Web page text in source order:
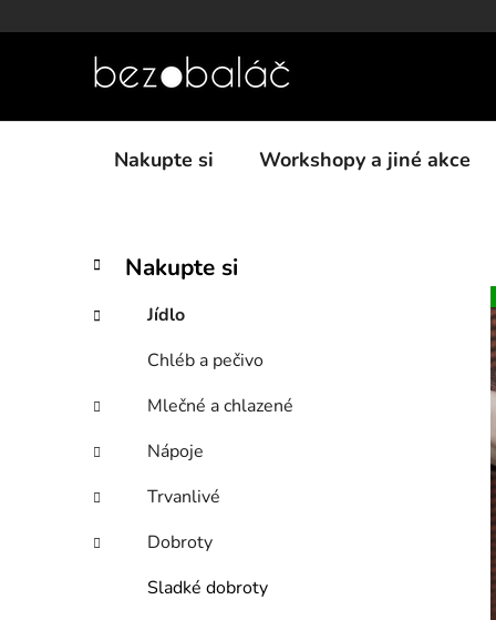
na
Nakupte si Workshopy a jiné akce
P
s
a
n
í
a
Přeskočit
kategorie
K
a
e
r
e
Nakupte si
Jídlo
Chléb a pečivo
Mlečné a chlazené
Nápoje
Trvanlivé
Dobroty
Sladké dobroty